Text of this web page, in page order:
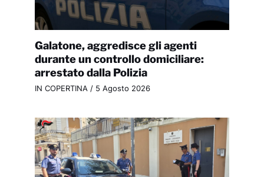
Galatone, aggredisce gli agenti
durante un controllo domiciliare:
arrestato dalla Polizia
IN COPERTINA / 5 Agosto 2026